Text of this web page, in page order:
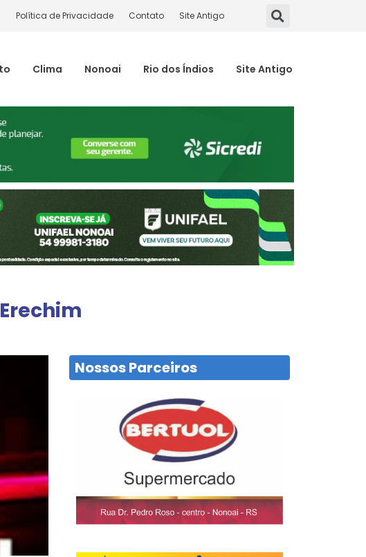
Política de Privacidade Contato Site Antigo
Clima Nonoai Rio dos Índios Site Antigo
Nossos Parceiros